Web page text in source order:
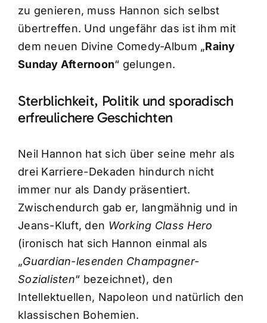
zu genieren, muss Hannon sich selbst
übertreffen. Und ungefähr das ist ihm mit
dem neuen Divine Comedy-Album „Rainy
Sunday Afternoon“ gelungen.
Sterblichkeit, Politik und sporadisch
erfreulichere Geschichten
Neil Hannon hat sich über seine mehr als
drei Karriere-Dekaden hindurch nicht
immer nur als Dandy präsentiert.
Zwischendurch gab er, langmähnig und in
Jeans-Kluft, den Working Class Hero
(ironisch hat sich Hannon einmal als
„Guardian-lesenden Champagner-
Sozialisten“ bezeichnet), den
Intellektuellen, Napoleon und natürlich den
klassischen Bohemien.